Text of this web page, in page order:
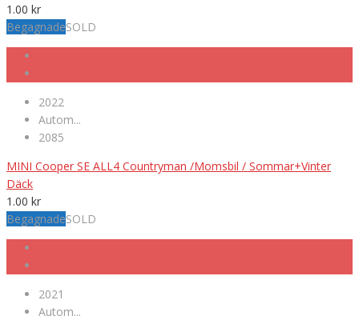
1.00 kr
BegagnadeSOLD
2022
Autom...
2085
MINI Cooper SE ALL4 Countryman /Momsbil / Sommar+Vinter
Däck
1.00 kr
BegagnadeSOLD
2021
Autom...